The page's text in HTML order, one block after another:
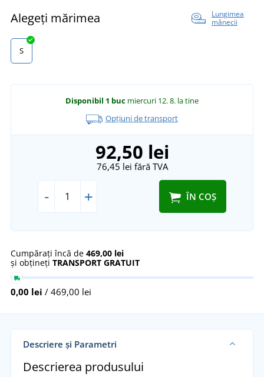
Alegeți mărimea
Lungimea
mânecii
S
Disponibil 1 buc miercuri 12. 8. la tine
Opțiuni de transport
92,50 lei
76,45 lei fără TVA
- + ÎN COȘ
Cumpărați încă de 469,00 lei
și obțineți TRANSPORT GRATUIT
0,00 lei / 469,00 lei
Descriere și Parametri
Descrierea produsului